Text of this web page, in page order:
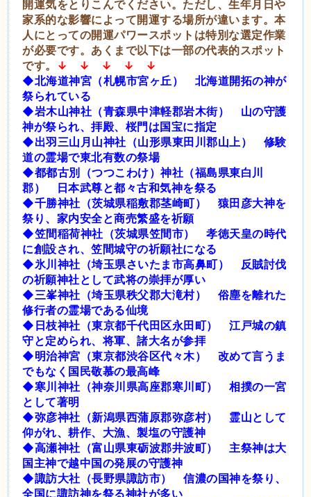
開運気をとりこんでください。ただし、生年月日や
家系的な影響によって開運する場所が違います。本
人にとっての開運パワースポットは特別な選定作業
が必要です。あくまで以下は一部の代表的スポット
です。
↓ ↓ ↓ ↓ ↓
◆北海道神宮（札幌市宮ヶ丘） 北海道開拓の神が
祭られている
◆岩木山神社（青森県中津軽郡岩木街） 山の守護
神が祭られ、拝殿、桜門は国宝に指定
◆出羽三山月山神社（山形県東田川郡山上） 修験
道の霊場で東北有数の祭場
◆都都古別（つつこわけ）神社（福島県東白川
郡） 日本武尊と都々古和気神を祭る
◆千勝神社（茨城県稲敷郡茎崎町） 猿田彦大神を
祭り、家内安全と商売繁盛を祈願
◆笠間稲荷神社（茨城県笠間市） 孝徳天皇の時代
に創設され、笠間城守の祈願社になる
◆氷川神社（埼玉県さいたま市高鼻町） 反賊討伐
の祈願神社として武将の崇拝が厚い
◆三峯神社（埼玉県秩父郡大滝村） 俗塵を離れた
修行者の霊場である仙境
◆日枝神社（東京都千代田区永田町） 江戸城の鎮
守と定められ、将軍、諸大名が参拝
◆明治神宮（東京都渋谷区代々木） 改めて言うま
でもなく国民敬慕の最高峰
◆寒川神社（神奈川県高座郡寒川町） 相撲の一宮
として著明
◆弥彦神社（新潟県西蒲原郡弥彦村） 霊山として
仰がれ、耕作、大漁、製塩の守護神
◆高瀬神社（富山県東砺波郡井波町） 主祭神は大
国主神で越中国の発展の守護神
◆諏訪大社（長野県諏訪市） 信濃の国神を祭り、
全国に諏訪神を祭る神社が多い